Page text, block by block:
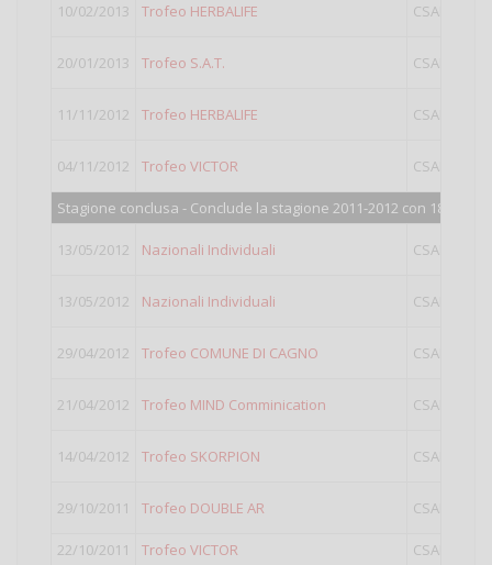
10/02/2013 Trofeo HERBALIFE CSAIN
20/01/2013 Trofeo S.A.T. CSAIN
11/11/2012 Trofeo HERBALIFE CSAIN
04/11/2012 Trofeo VICTOR CSAIN
Stagione conclusa - Conclude la stagione 2011-2012 con 182
13/05/2012 Nazionali Individuali CSAIN
13/05/2012 Nazionali Individuali CSAIN
29/04/2012 Trofeo COMUNE DI CAGNO CSAIN
21/04/2012 Trofeo MIND Comminication CSAIN
14/04/2012 Trofeo SKORPION CSAIN
29/10/2011 Trofeo DOUBLE AR CSAIN
22/10/2011 Trofeo VICTOR CSAIN